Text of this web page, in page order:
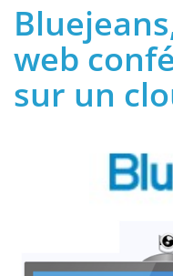
web
sur un